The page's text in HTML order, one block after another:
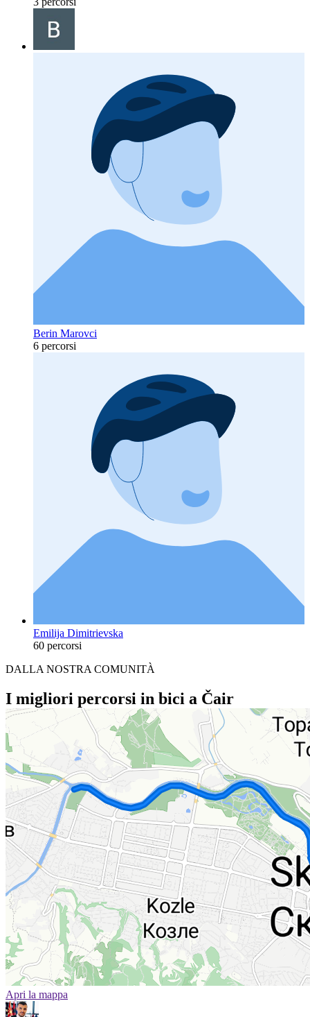
Berin Marovci
6 percorsi
Emilija Dimitrievska
60 percorsi
DALLA NOSTRA COMUNITÀ
I migliori percorsi in bici a Čair
Apri la mappa